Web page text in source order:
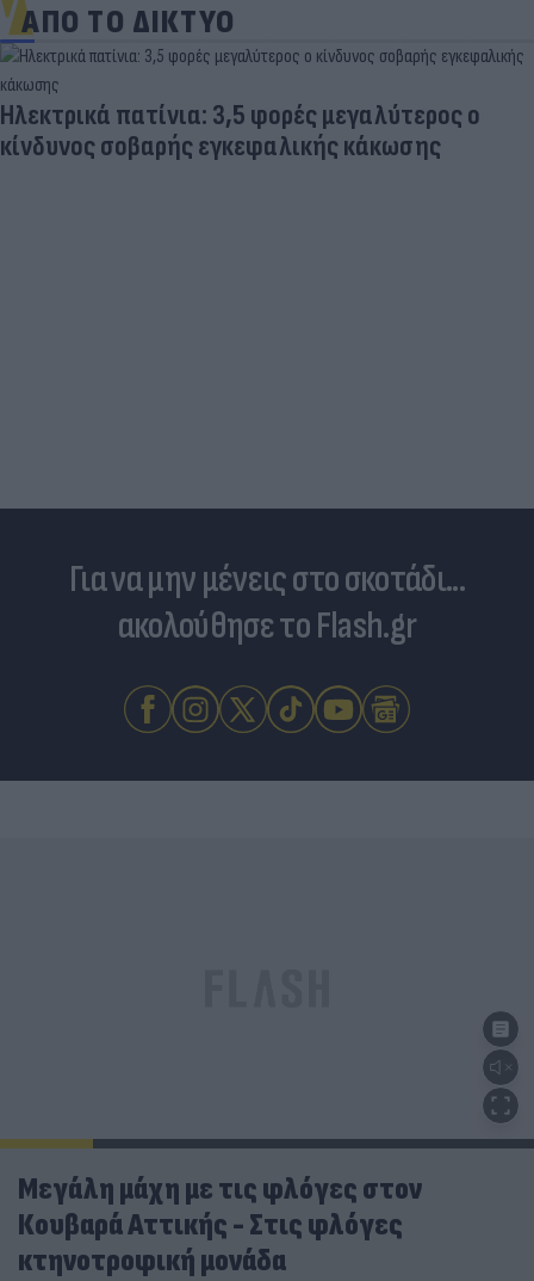
ΑΠΟ ΤΟ ΔΙΚΤΥΟ
Ηλεκτρικά πατίνια: 3,5 φορές μεγαλύτερος ο
κίνδυνος σοβαρής εγκεφαλικής κάκωσης
Για να μην μένεις στο σκοτάδι...
ακολούθησε το Flash.gr
Μεγάλη μάχη με τις φλόγες στον
Κουβαρά Αττικής - Στις φλόγες
κτηνοτροφική μονάδα